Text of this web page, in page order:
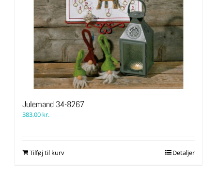
Julemand 34-8267
383,00 kr.
Tilføj til kurv Detaljer